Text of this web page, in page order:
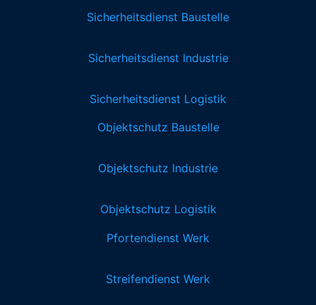
Sicherheitsdienst Baustelle
Sicherheitsdienst Industrie
Sicherheitsdienst Logistik
Objektschutz Baustelle
Objektschutz Industrie
Objektschutz Logistik
Pfortendienst Werk
Streifendienst Werk